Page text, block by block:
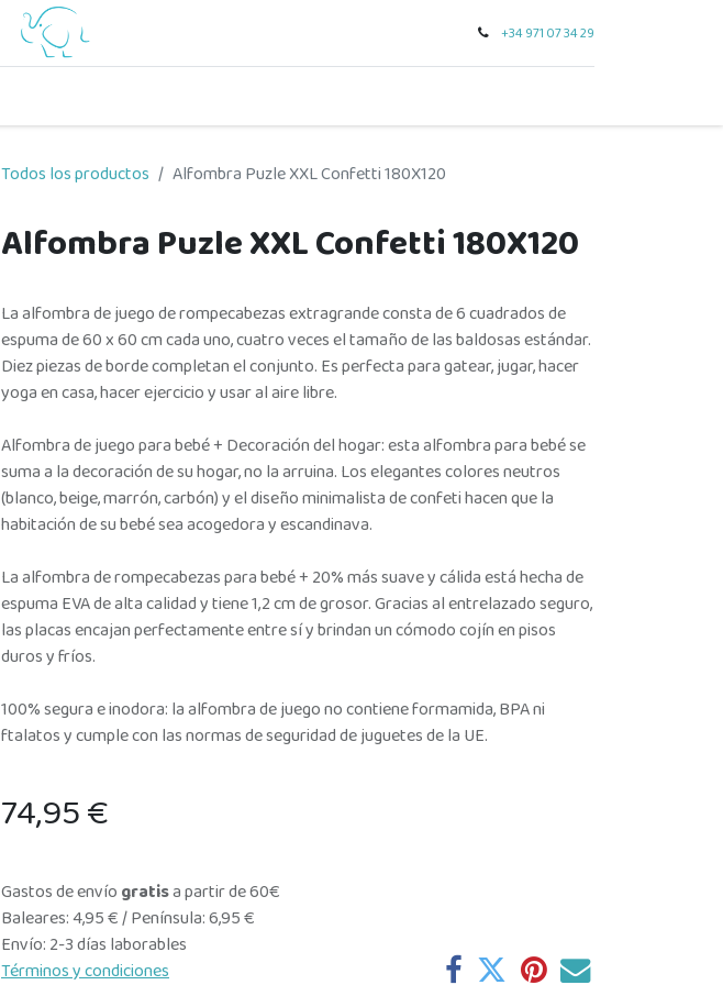
+34 971 07 34 29
Todos los productos Alfombra Puzle XXL Confetti 180X120
Alfombra Puzle XXL Confetti 180X120
La alfombra de juego de rompecabezas extragrande consta de 6 cuadrados de
espuma de 60 x 60 cm cada uno, cuatro veces el tamaño de las baldosas estándar.
Diez piezas de borde completan el conjunto. Es perfecta para gatear, jugar, hacer
yoga en casa, hacer ejercicio y usar al aire libre.
Alfombra de juego para bebé + Decoración del hogar: esta alfombra para bebé se
suma a la decoración de su hogar, no la arruina. Los elegantes colores neutros
(blanco, beige, marrón, carbón) y el diseño minimalista de confeti hacen que la
habitación de su bebé sea acogedora y escandinava.
La alfombra de rompecabezas para bebé + 20% más suave y cálida está hecha de
espuma EVA de alta calidad y tiene 1,2 cm de grosor. Gracias al entrelazado seguro,
las placas encajan perfectamente entre sí y brindan un cómodo cojín en pisos
duros y fríos.
100% segura e inodora: la alfombra de juego no contiene formamida, BPA ni
ftalatos y cumple con las normas de seguridad de juguetes de la UE.
74,95€
Gastos de envío gratisa partir de 60€
Baleares: 4,95 € / Península: 6,95 €
Envío: 2-3 días laborables
Términos y condiciones